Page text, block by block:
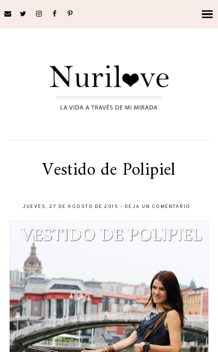
Vestido de Polipiel
JUEVES, 27 DE AGOSTO DE 2015 - DEJA UN COMENTARIO